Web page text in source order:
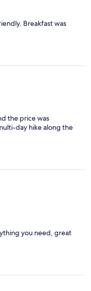
Breakfast was
the price was
day hike along the
you need, great